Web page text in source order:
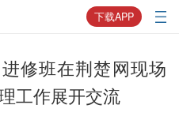
下载APP
修班在荆楚网现场
工作展开交流